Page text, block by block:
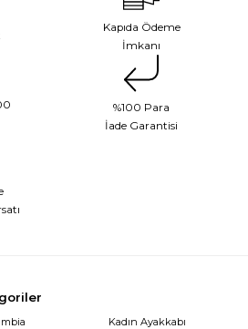
Kapıda Ödeme
İmkanı
%100 Para
İade Garantisi
Kadın Ayakkabı